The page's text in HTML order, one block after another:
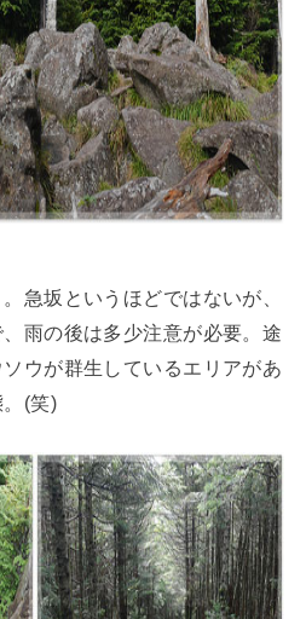
急坂というほどではないが、
雨の後は多少注意が必要。途
ウが群生しているエリアがあ
。(笑)